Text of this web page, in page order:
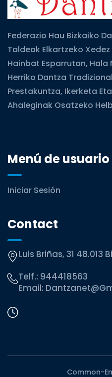
Federazio Hau Bizkaiko
Taldeak Elkartzeko
Hainbat Esparrutan, Hala
Herriko Dantza
Prestakuntza, Ikerketa
Ahaleginak Osatzeko
Menú de usuario
Iniciar Sesión
Contact
Luis Briñas, 31 48.013
Telf.: 944418563
Email:
Common-